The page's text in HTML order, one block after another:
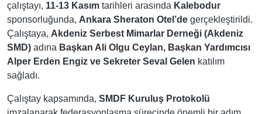
çalıştayı, 11-13 Kasım tarihleri arasında Kalebodur
sponsorluğunda, Ankara Sheraton Otel’de gerçekleştirildi.
Çalıştaya, Akdeniz Serbest Mimarlar Derneği (Akdeniz
SMD) adına Başkan Ali Olgu Ceylan, Başkan Yardımcısı
Alper Erden Engiz ve Sekreter Seval Gelen katılım
sağladı.
Çalıştay kapsamında, SMDF Kuruluş Protokolü